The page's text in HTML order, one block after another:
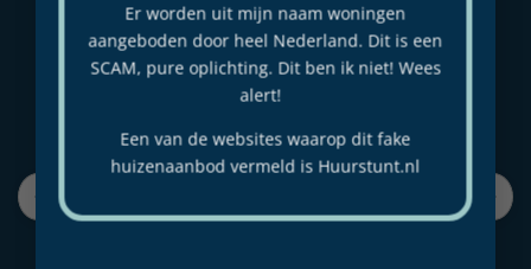
Er worden uit mijn naam woningen
aangeboden door heel Nederland. Dit is een
SCAM, pure oplichting. Dit ben ik niet! Wees
alert!
Een van de websites waarop dit fake
huizenaanbod vermeld is Huurstunt.nl
beoordeel ons op
Paulus van Hofwegen
2 years ago
hele verkoopproces! Leuke stylingtips en een